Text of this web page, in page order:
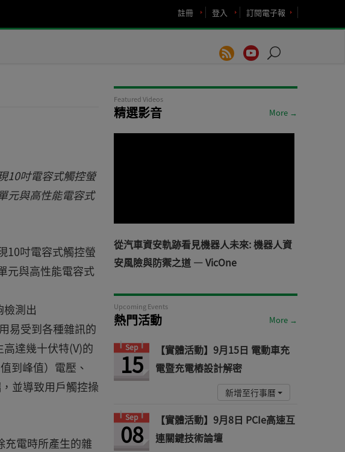
訂閱電子報
登入
註冊
10吋電容式觸控螢
元與高性能電容式
10吋電容式觸控螢
元與高性能電容式
測出
易受到各種雜訊的
達幾十伏特(V)的
到峰值）電壓、
並導致用戶觸控操
充電時所產生的雜
Featured Videos
精選影音 More →
從汽車資安軌跡看見機器人未來: 機器人資
安風險與防禦之道 — VicOne
Upcoming Events
熱門活動 More →
Sep
15
【實體活動】9月15日 電動車充
電暨充電樁設計解密
新增至行事曆
Sep
08
【實體活動】9月8日 PCIe高速互
連關鍵技術論壇